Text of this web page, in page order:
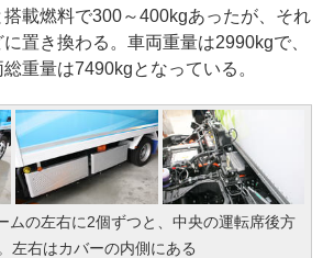
載燃料で300～400kgあったが、それ
置き換わる。車両重量は2990kgで、
重量は7490kgとなっている。
ムの左右に2個ずつと、中央の運転席後方
左右はカバーの内側にある